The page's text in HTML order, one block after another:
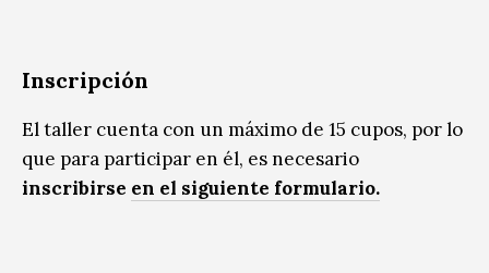
Inscripción
El taller cuenta con un máximo de 15 cupos, por lo
que para participar en él, es necesario
inscribirse en el siguiente formulario.